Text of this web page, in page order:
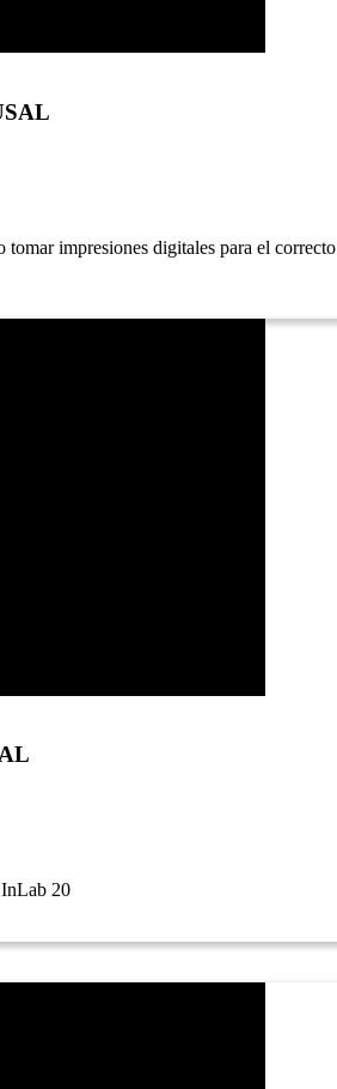
tomar impresiones digitales para el correcto
20